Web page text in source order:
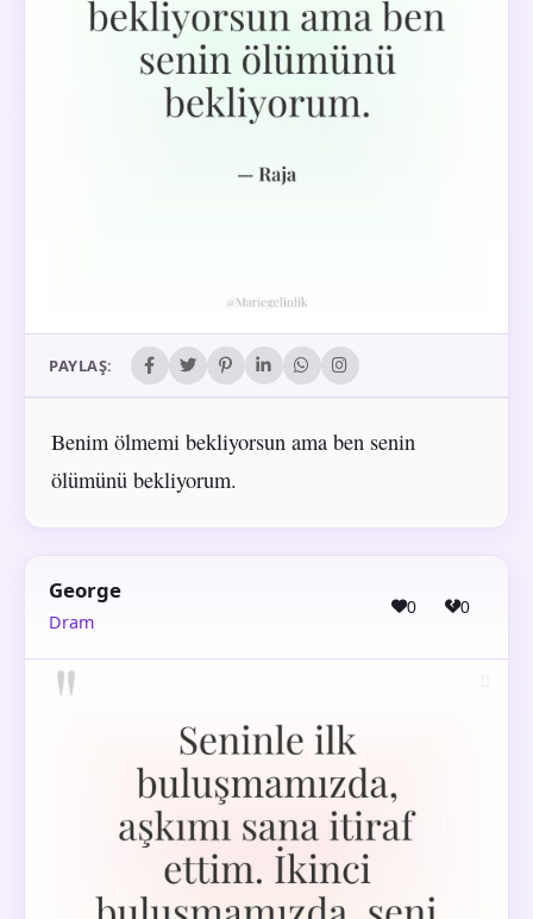
PAYLAŞ:
Benim ölmemi bekliyorsun ama ben senin
ölümünü bekliyorum.
George
Dram
0 0